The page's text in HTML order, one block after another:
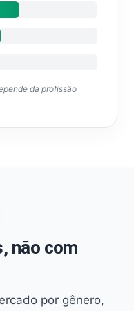
da profissão
não com
por gênero,